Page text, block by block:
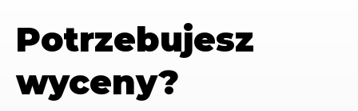
Potrzebujesz
wyceny?